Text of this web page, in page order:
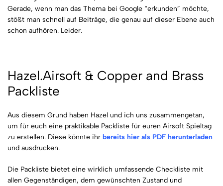
Gerade, wenn man das Thema bei Google “erkunden” möchte,
stößt man schnell auf Beiträge, die genau auf dieser Ebene auch
schon aufhören. Leider.
Hazel.Airsoft & Copper and Brass
Packliste
Aus diesem Grund haben Hazel und ich uns zusammengetan,
um für euch eine praktikable Packliste für euren Airsoft Spieltag
zu erstellen. Diese könnte ihr bereits hier als PDF herunterladen
und ausdrucken.
Die Packliste bietet eine wirklich umfassende Checkliste mit
allen Gegenständigen, dem gewünschten Zustand und